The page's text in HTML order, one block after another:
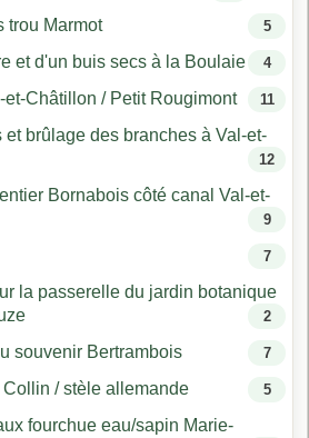
trou Marmot 5
et d'un buis secs à la Boulaie 4
et-Châtillon / Petit Rougimont 11
brûlage des branches à Val-et-
12
Bornabois côté canal Val-et-
9
7
la passerelle du jardin botanique
2
souvenir Bertrambois 7
/ stèle allemande 5
fourchue eau/sapin Marie-